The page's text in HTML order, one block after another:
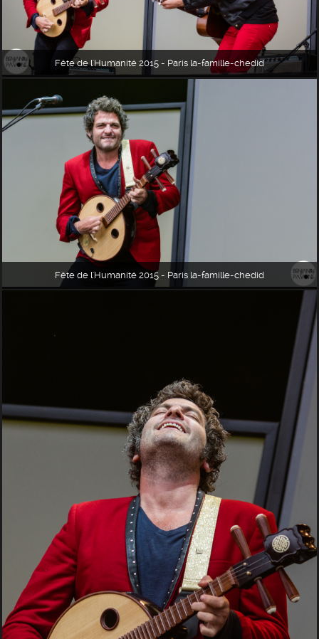
Fête de l'Humanité 2015 - Paris la-famille-chedid
Fête de l'Humanité 2015 - Paris la-famille-chedid